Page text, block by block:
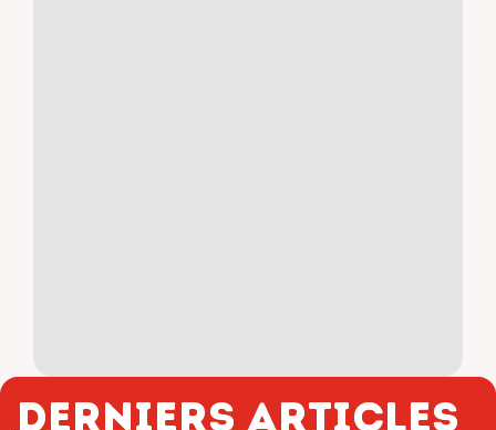
Derniers articles